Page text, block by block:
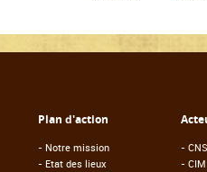
Plan d'action
- Notre mission
- Etat des lieux
-
-